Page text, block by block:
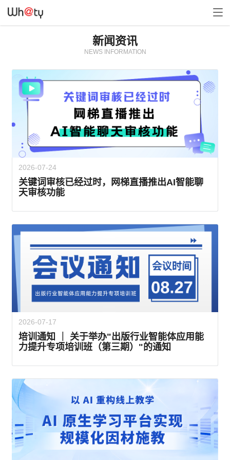
新闻资讯
NEWS INFORMATION
2026-07-24
关键词审核已经过时，网梯直播推出AI智能聊
天审核功能
2026-07-17
培训通知 ｜ 关于举办"出版行业智能体应用能
力提升专项培训班（第三期）"的通知